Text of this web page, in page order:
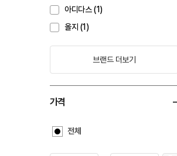
아디다스 (1)
올지 (1)
브랜드 더보기
가격
전체